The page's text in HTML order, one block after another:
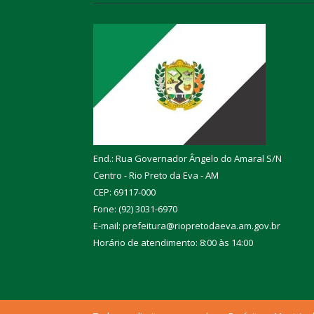
End.: Rua Governador Ângelo do Amaral S/N
Centro - Rio Preto da Eva - AM
CEP: 69117-000
Fone: (92) 3031-6970
E-mail: prefeitura@riopretodaeva.am.gov.br
Horário de atendimento: 8:00 às 14:00